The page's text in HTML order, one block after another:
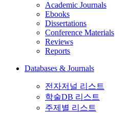
Academic Journals
Ebooks
Dissertations
Conference Materials
Reviews
Reports
Databases & Journals
전자저널 리스트
학술DB 리스트
주제별 리스트